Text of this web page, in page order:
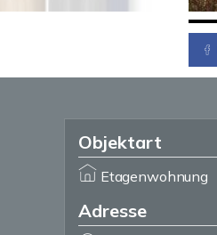
Objektart
Etagenwohnung
Adresse